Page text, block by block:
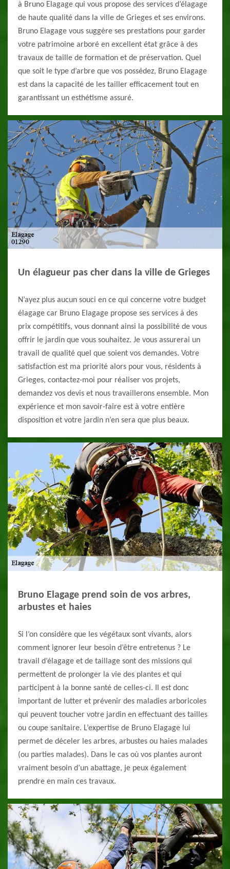
à Bruno Elagage qui vous propose des services d’élagage
de haute qualité dans la ville de Grieges et ses environs.
Bruno Elagage vous suggère ses prestations pour garder
votre patrimoine arboré en excellent état grâce à des
travaux de taille de formation et de préservation. Quel
que soit le type d’arbre que vos possédez, Bruno Elagage
est dans la capacité de les tailler efficacement tout en
garantissant un esthétisme assuré.
Un élagueur pas cher dans la ville de Grieges
N’ayez plus aucun souci en ce qui concerne votre budget
élagage car Bruno Elagage propose ses services à des
prix compétitifs, vous donnant ainsi la possibilité de vous
offrir le jardin que vous souhaitez. Je vous assurerai un
travail de qualité quel que soient vos demandes. Votre
satisfaction est ma priorité alors pour vous, résidents à
Grieges, contactez-moi pour réaliser vos projets,
demandez vos devis et nous travaillerons ensemble. Mon
expérience et mon savoir-faire est à votre entière
disposition et votre jardin n’en sera que plus beaux.
Bruno Elagage prend soin de vos arbres,
arbustes et haies
Si l’on considère que les végétaux sont vivants, alors
comment ignorer leur besoin d’être entretenus ? Le
travail d’élagage et de taillage sont des missions qui
permettent de prolonger la vie des plantes et qui
participent à la bonne santé de celles-ci. Il est donc
important de lutter et prévenir des maladies arboricoles
qui peuvent toucher votre jardin en effectuant des tailles
ou coupe sanitaire. L’expertise de Bruno Elagage lui
permet de déceler les arbres, arbustes ou haies malades
(ou parties malades). Dans le cas où vos plantes auront
vraiment besoin d’un abattage, je peux également
prendre en main ces travaux.